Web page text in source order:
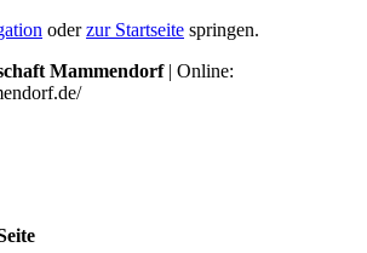
oderzur Startseite springen.
Mammendorf| Online: